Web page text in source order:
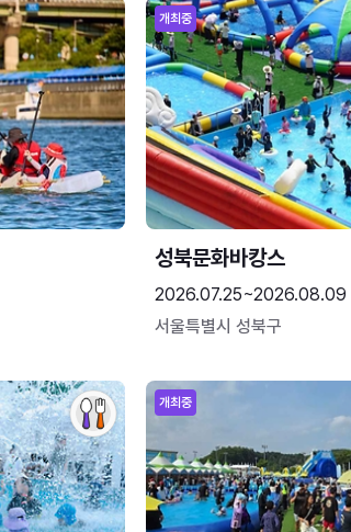
개최중
성북문화바캉스
2026.07.25~2026.08.09
서울특별시 성북구
개최중